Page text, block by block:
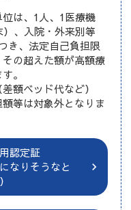
は、1人、1医療機
、入院・外来別等
き、法定自己負担限
の超えた額が高額療
。
額ベッド代など）
等は対象外となりま
認定証
なりそうなと